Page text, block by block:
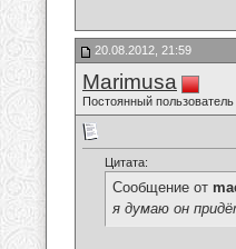
20.08.2012, 21:59
Marimusa
Постоянный пользователь
Цитата:
Сообщение от
я думаю он